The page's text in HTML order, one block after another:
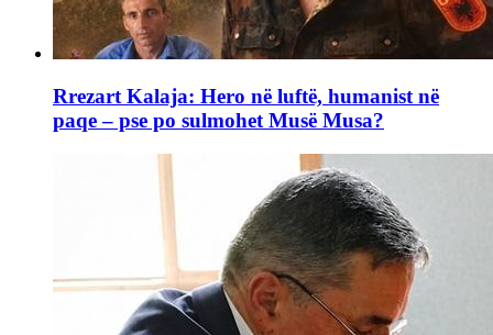
Rrezart Kalaja: Hero në luftë, humanist në
paqe – pse po sulmohet Musë Musa?